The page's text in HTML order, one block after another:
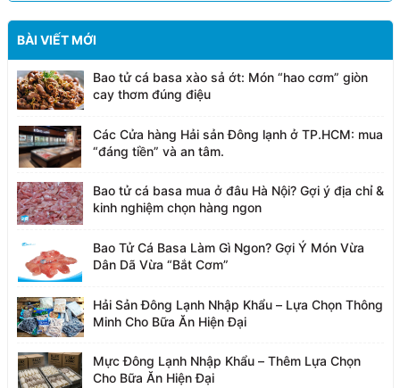
BÀI VIẾT MỚI
Bao tử cá basa xào sả ớt: Món “hao cơm” giòn
cay thơm đúng điệu
Các Cửa hàng Hải sản Đông lạnh ở TP.HCM: mua
“đáng tiền” và an tâm.
Bao tử cá basa mua ở đâu Hà Nội? Gợi ý địa chỉ &
kinh nghiệm chọn hàng ngon
Bao Tử Cá Basa Làm Gì Ngon? Gợi Ý Món Vừa
Dân Dã Vừa “Bắt Cơm”
Hải Sản Đông Lạnh Nhập Khẩu – Lựa Chọn Thông
Minh Cho Bữa Ăn Hiện Đại
Mực Đông Lạnh Nhập Khẩu – Thêm Lựa Chọn
Cho Bữa Ăn Hiện Đại